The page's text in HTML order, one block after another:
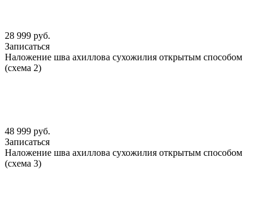
28 999 руб.
Записаться
Наложение шва ахиллова сухожилия открытым способом
(схема 2)
48 999 руб.
Записаться
Наложение шва ахиллова сухожилия открытым способом
(схема 3)